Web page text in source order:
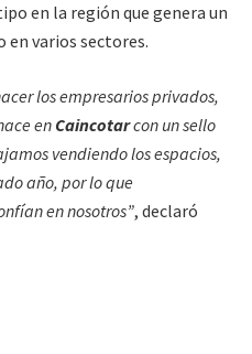
en la región que genera un
varios sectores.
los empresarios privados,
en Caincotarcon un sello
vendiendo los espacios,
año, por lo que
en nosotros”, declaró